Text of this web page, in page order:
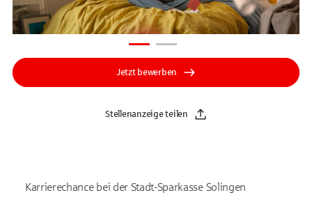
Jetzt bewerben
Stellenanzeige teilen
Karrierechance bei der Stadt-Sparkasse Solingen